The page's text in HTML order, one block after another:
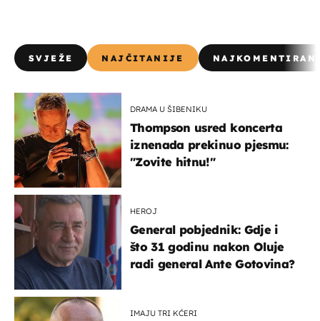
SVJEŽE NAJČITANIJE
DRAMA U ŠIBENIKU
Thompson usred koncerta
iznenada prekinuo pjesmu:
"Zovite hitnu!"
HEROJ
General pobjednik: Gdje i
što 31 godinu nakon Oluje
radi general Ante Gotovina?
IMAJU TRI KĆERI